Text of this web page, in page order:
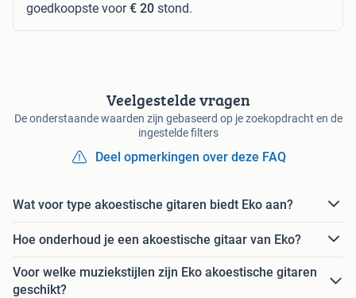
goedkoopste voor€ 20 stond.
Veelgestelde vragen
De onderstaande waarden zijn gebaseerd op je zoekopdracht en de
ingestelde filters
Deel opmerkingen over deze FAQ
Wat voor type akoestische gitaren biedt Eko aan?
Hoe onderhoud je een akoestische gitaar van Eko?
Voor welke muziekstijlen zijn Eko akoestische gitaren
geschikt?